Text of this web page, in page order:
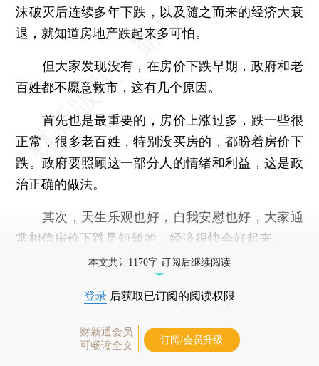
沫破灭后连续多年下跌，以及随之而来的经济大衰
退，就知道房地产跌起来多可怕。
但大家发现没有，在房价下跌早期，政府和老
百姓都不愿意救市，这有几个原因。
首先也是最重要的，房价上涨过多，跌一些很
正常，很多老百姓，特别没买房的，都盼着房价下
跌。政府要照顾这一部分人的情绪和利益，这是政
治正确的做法。
其次，天生乐观也好，自我安慰也好，大家通
常相信房价下跌是短暂的，经济很快会好起来。
本文共计1170字 订阅后继续阅读
登录 后获取已订阅的阅读权限
财新通会员
可畅读全文
订阅/会员升级